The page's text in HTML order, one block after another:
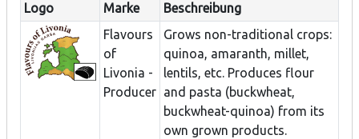
Logo Marke
Beschreibung
Flavours
of
Livonia -
Producer
Grows non-traditional crops:
quinoa, amaranth, millet,
lentils, etc. Produces flour
and pasta (buckwheat,
buckwheat-quinoa) from its
own grown products.